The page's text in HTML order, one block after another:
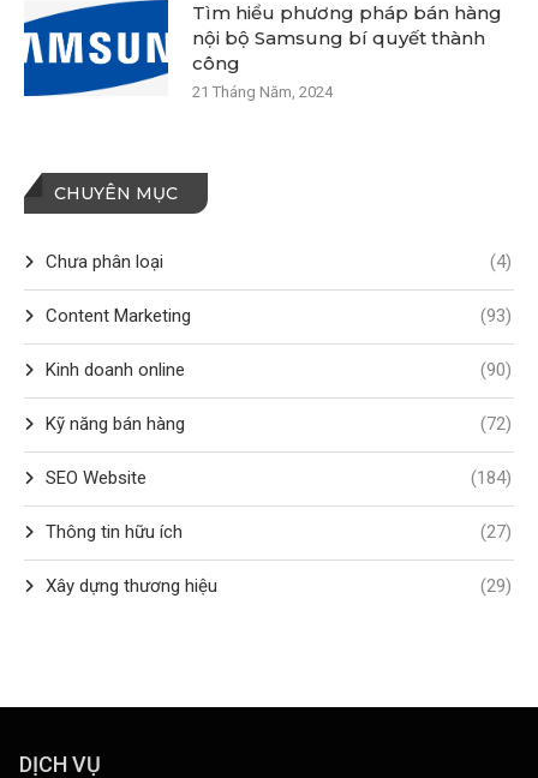
Tìm hiểu phương pháp bán hàng
nội bộ Samsung bí quyết thành
công
21 Tháng Năm, 2024
CHUYÊN MỤC
Chưa phân loại (4)
Content Marketing (93)
Kinh doanh online (90)
Kỹ năng bán hàng (72)
SEO Website (184)
Thông tin hữu ích (27)
Xây dựng thương hiệu (29)
DỊCH VỤ